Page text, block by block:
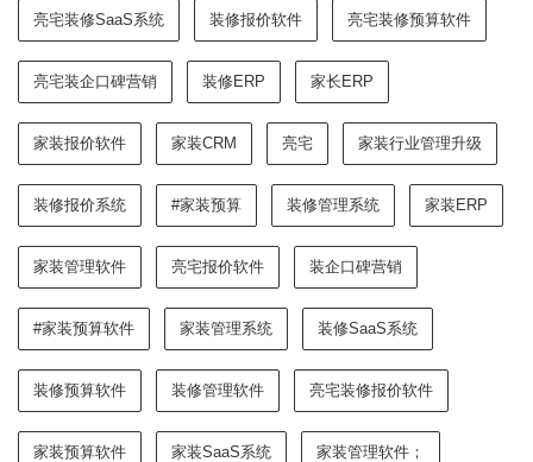
亮宅装修SaaS系统 装修报价软件 亮宅装修预算软件
亮宅装企口碑营销 装修ERP 家长ERP
家装报价软件 家装CRM 亮宅 家装行业管理升级
装修报价系统 #家装预算 装修管理系统 家装ERP
家装管理软件 亮宅报价软件 装企口碑营销
#家装预算软件 家装管理系统 装修SaaS系统
装修预算软件 装修管理软件 亮宅装修报价软件
家装预算软件 家装SaaS系统 家装管理软件；